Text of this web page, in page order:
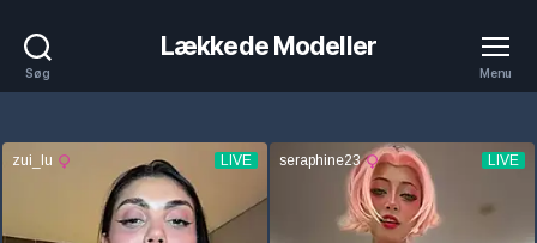
Søg
Lækkede Modeller
Menu